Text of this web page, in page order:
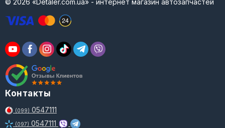
© 2026 «Detaler.com.ua» - интернет магазин автозапчастей
Контакты
(099) 0547111
(097) 0547111